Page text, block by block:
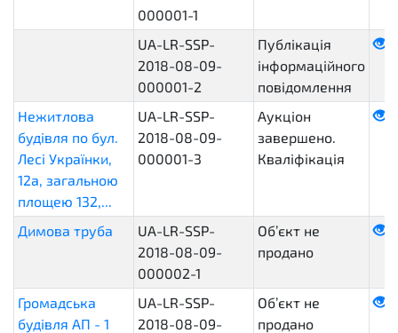
000001-1
UA-LR-SSP-
2018-08-09-
000001-2
Публікація
інформаційного
повідомлення
Нежитлова
будівля по бул.
Лесі Українки,
12а, загальною
площею 132,...
UA-LR-SSP-
2018-08-09-
000001-3
Аукціон
завершено.
Кваліфікація
Димова труба
UA-LR-SSP-
2018-08-09-
000002-1
Об’єкт не
продано
Громадська
будівля АП - 1
UA-LR-SSP-
2018-08-09-
Об’єкт не
продано